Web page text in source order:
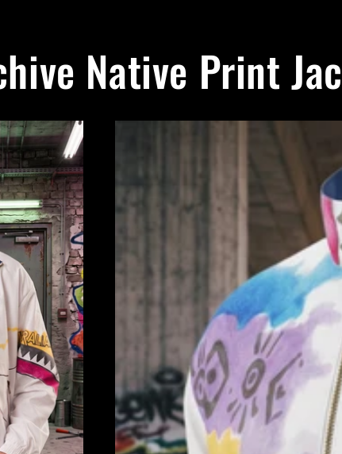
Native Print